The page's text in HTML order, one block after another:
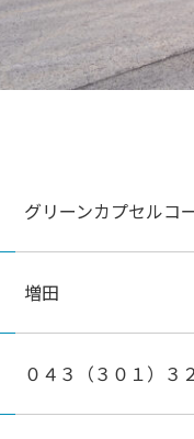
グリーンカプセルコ
増田
０４３（３０１）３